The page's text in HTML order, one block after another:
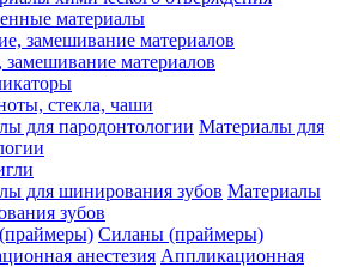
материалы
замешивание материалов
стекла, чаши
Материалы для
Материалы
зубов
Силаны (праймеры)
Аппликационная